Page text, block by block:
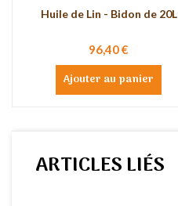
Huile de Lin - Bidon de 20L
96,40 €
Ajouter au panier
ARTICLES LIÉS